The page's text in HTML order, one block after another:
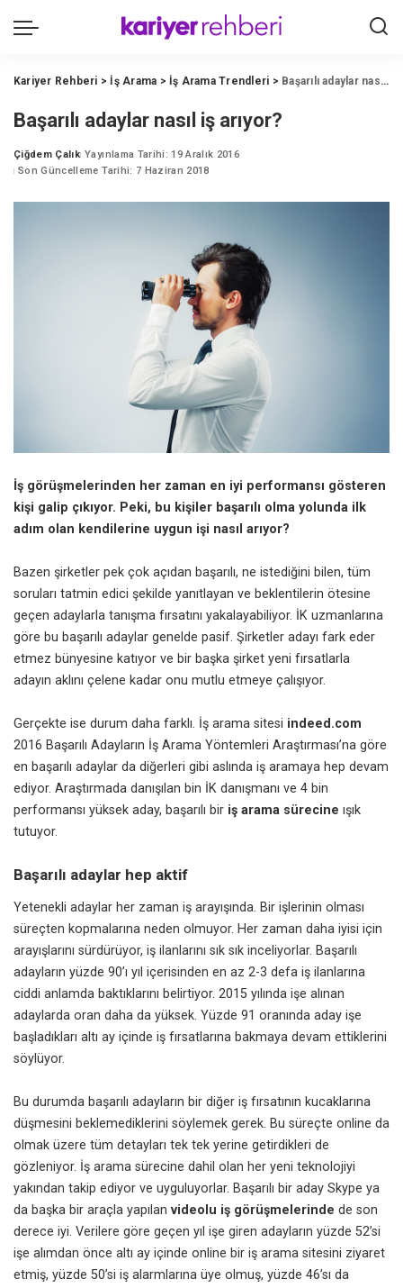
Kariyer Rehberi > İş Arama > İş Arama Trendleri > Başarılı adaylar nasıl iş arıyor?
Başarılı adaylar nasıl iş arıyor?
Posted
by
Çiğdem Çalık Yayınlama Tarihi: 19 Aralık 2016
Son Güncelleme Tarihi: 7 Haziran 2018
İş görüşmelerinden her zaman en iyi performansı gösteren
kişi galip çıkıyor. Peki, bu kişiler başarılı olma yolunda ilk
adım olan kendilerine uygun işi nasıl arıyor?
Bazen şirketler pek çok açıdan başarılı, ne istediğini bilen, tüm
soruları tatmin edici şekilde yanıtlayan ve beklentilerin ötesine
geçen adaylarla tanışma fırsatını yakalayabiliyor. İK uzmanlarına
göre bu başarılı adaylar genelde pasif. Şirketler adayı fark eder
etmez bünyesine katıyor ve bir başka şirket yeni fırsatlarla
adayın aklını çelene kadar onu mutlu etmeye çalışıyor.
Gerçekte ise durum daha farklı. İş arama sitesi indeed.com
2016 Başarılı Adayların İş Arama Yöntemleri Araştırması’na göre
en başarılı adaylar da diğerleri gibi aslında iş aramaya hep devam
ediyor. Araştırmada danışılan bin İK danışmanı ve 4 bin
performansı yüksek aday, başarılı bir iş arama sürecine ışık
tutuyor.
Başarılı adaylar hep aktif
Yetenekli adaylar her zaman iş arayışında. Bir işlerinin olması
süreçten kopmalarına neden olmuyor. Her zaman daha iyisi için
arayışlarını sürdürüyor, iş ilanlarını sık sık inceliyorlar. Başarılı
adayların yüzde 90’ı yıl içerisinden en az 2-3 defa iş ilanlarına
ciddi anlamda baktıklarını belirtiyor. 2015 yılında işe alınan
adaylarda oran daha da yüksek. Yüzde 91 oranında aday işe
başladıkları altı ay içinde iş fırsatlarına bakmaya devam ettiklerini
söylüyor.
Bu durumda başarılı adayların bir diğer iş fırsatının kucaklarına
düşmesini beklemediklerini söylemek gerek. Bu süreçte online da
olmak üzere tüm detayları tek tek yerine getirdikleri de
gözleniyor. İş arama sürecine dahil olan her yeni teknolojiyi
yakından takip ediyor ve uyguluyorlar. Başarılı bir aday Skype ya
da başka bir araçla yapılan videolu iş görüşmelerinde de son
derece iyi. Verilere göre geçen yıl işe giren adayların yüzde 52’si
işe alımdan önce altı ay içinde online bir iş arama sitesini ziyaret
etmiş, yüzde 50’si iş alarmlarına üye olmuş, yüzde 46’sı da